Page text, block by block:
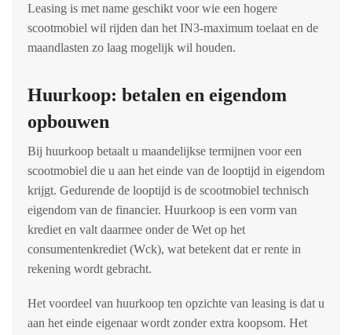
Leasing is met name geschikt voor wie een hogere
scootmobiel wil rijden dan het IN3-maximum toelaat en de
maandlasten zo laag mogelijk wil houden.
Huurkoop: betalen en eigendom
opbouwen
Bij huurkoop betaalt u maandelijkse termijnen voor een
scootmobiel die u aan het einde van de looptijd in eigendom
krijgt. Gedurende de looptijd is de scootmobiel technisch
eigendom van de financier. Huurkoop is een vorm van
krediet en valt daarmee onder de Wet op het
consumentenkrediet (Wck), wat betekent dat er rente in
rekening wordt gebracht.
Het voordeel van huurkoop ten opzichte van leasing is dat u
aan het einde eigenaar wordt zonder extra koopsom. Het